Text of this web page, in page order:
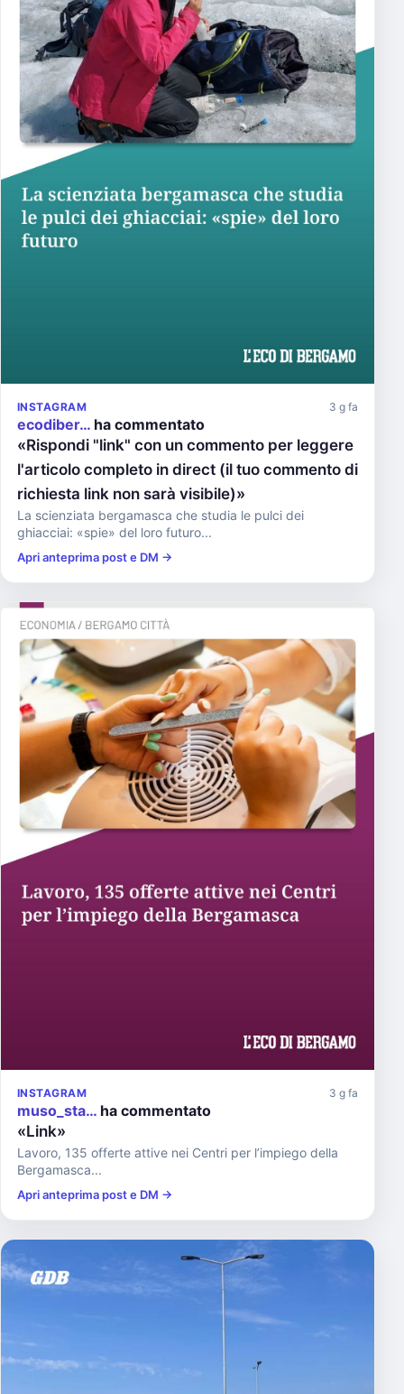
INSTAGRAM 3 g fa
ecodiber… ha commentato
«Rispondi "link" con un commento per leggere
l'articolo completo in direct (il tuo commento di
richiesta link non sarà visibile)»
La scienziata bergamasca che studia le pulci dei
ghiacciai: «spie» del loro futuro...
Apri anteprima post e DM →
INSTAGRAM 3 g fa
muso_sta… ha commentato
«Link»
Lavoro, 135 offerte attive nei Centri per l’impiego della
Bergamasca...
Apri anteprima post e DM →